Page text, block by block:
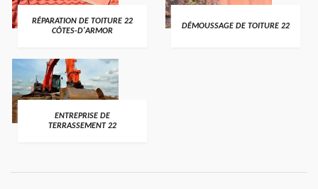
RÉPARATION DE TOITURE 22
CÔTES-D'ARMOR
DÉMOUSSAGE DE TOITURE 22
ENTREPRISE DE
TERRASSEMENT 22